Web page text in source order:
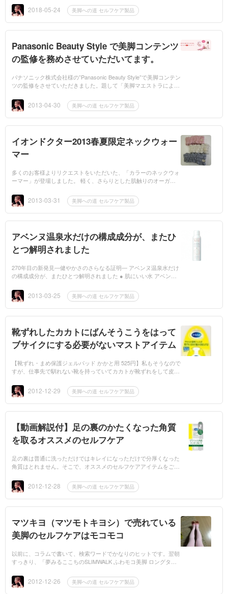
いるあなた！...
2018-05-24 美脚への道 セルフケア製品
Panasonic Beauty Style で美脚コンテンツ
の監修を務めさせていただいてます。
パナソニック株式会社様の”Panasonic Beauty Style”で美脚コンテン
ツの監修をさせていただきました。題して「美脚マエストラによる
の7カ条という...
2013-04-30 美脚への道 セルフケア製品
イオンドクター2013春夏限定ネックウォー
マー
多くのお客様よりリクエストをいただいた、「カラーのネックウォ
ーマー」が登場しました。 軽く、さらりとした肌触りのオーガニ
ングの本数を減...
2013-03-31 美脚への道 セルフケア製品
アベンヌ温泉水だけの構成成分が、またひ
とつ解明されました
270年目の新発見―健やかさのさらなる証明― アベンヌ温泉水だけ
の構成成分が、またひとつ解明されました ● 肌にいい水 アベンヌ
れました ...2013-03-25 美脚への道 セルフケア製品
靴ずれしたカカトにばんそうこうをはって
ブサイクにする必要がないマストアイテム
【靴ずれ・まめ保護ジェルパッド かかと用 525円】私もそうなので
すが、仕事先で馴れない靴を持っていてカカトが靴ずれをして皮膚
に変な歩き...2012-12-29 美脚への道 セルフケア製品
【動画解説付】足の裏のかたくなった角質
を取るオススメのセルフケア
足の裏は普通に洗っただけではキレイになっただけで分厚くなった
角質はとれません。そこで、オススメのセルフケアアイテムをご紹
裏の、ざら...2012-12-28 美脚への道 セルフケア製品
マツキヨ（マツモトキヨシ）で売れている
美脚のセルフケアはモコモコ
以前に、コラムで書いて、検索ワードでかなりのヒットです。翌朝
すっきり、「夢みるここちのSLIMWALK ふわモコ美脚 ロングタイ
私も、好きで...
2012-12-26 美脚への道 セルフケア製品